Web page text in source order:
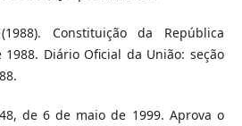
Constituição da República
Diário Oficial da União: seção
de 6 de maio de 1999. Aprova o